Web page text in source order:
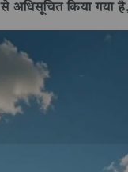
किया गया